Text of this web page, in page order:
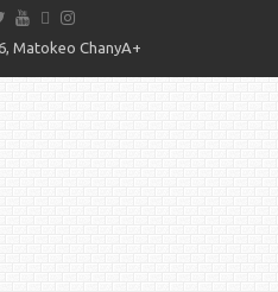
Matokeo ChanyA+